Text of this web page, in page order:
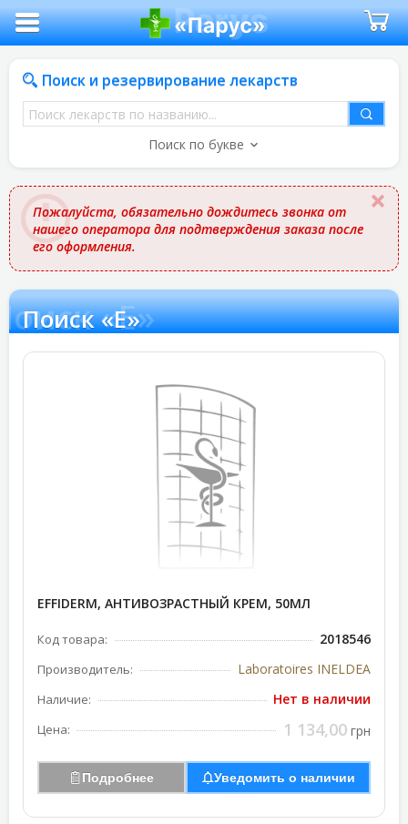
Поиск и резервирование лекарств
Поиск
лекарств
названию
Поиск по букве
Пожалуйста, обязательно дождитесь звонка от
нашего оператора для подтверждения заказа после
его оформления.
«E»
Поиск «E»
EFFIDERM, АНТИВОЗРАСТНЫЙ КРЕМ, 50МЛ
Код товара: 2018546
Производитель: Laboratoires INELDEA
Наличие: Нет в наличии
Цена: 1 134,00 грн
Подробнее Уведомить о наличии